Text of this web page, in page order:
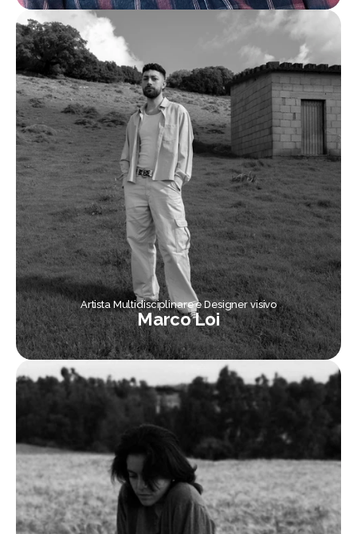
Artista Multidisciplinare e Designer visivo
Marco Loi